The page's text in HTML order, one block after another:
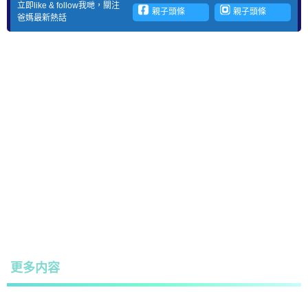
立即like & follow我哋，關注
爸媽最新熱話
親子頭條 親子頭條
更多内容